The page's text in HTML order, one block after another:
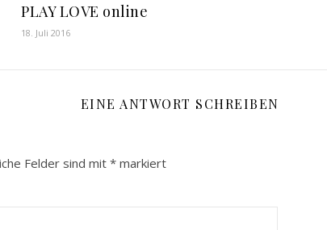
PLAY LOVE online
18. Juli 2016
EINE ANTWORT SCHREIBEN
Felder sind mit * markiert